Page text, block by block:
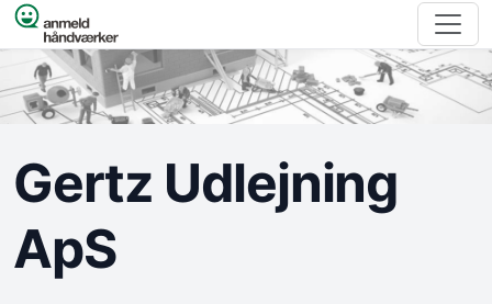
Spring til indhold
Gertz Udlejning
ApS